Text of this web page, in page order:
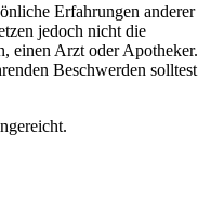
Erfahrungen anderer
jedoch nicht die
einen Arzt oder Apotheker.
Beschwerden solltest